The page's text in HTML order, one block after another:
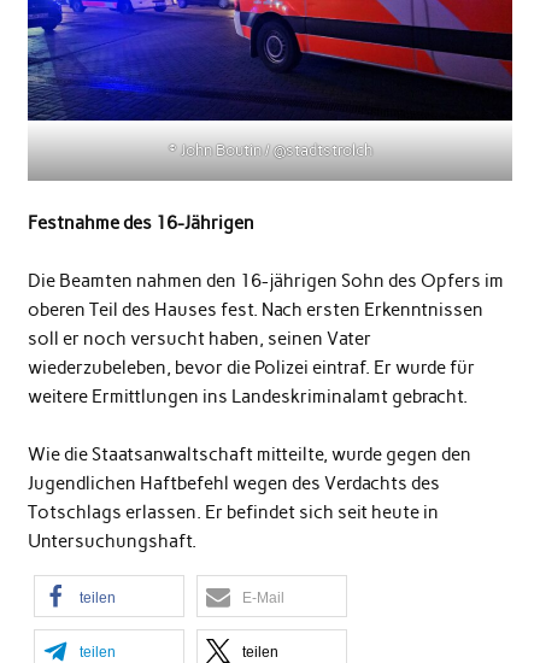
© John Boutin / @stadtstrolch
Festnahme des 16-Jährigen
Die Beamten nahmen den 16-jährigen Sohn des Opfers im
oberen Teil des Hauses fest. Nach ersten Erkenntnissen
soll er noch versucht haben, seinen Vater
wiederzubeleben, bevor die Polizei eintraf. Er wurde für
weitere Ermittlungen ins Landeskriminalamt gebracht.
Wie die Staatsanwaltschaft mitteilte, wurde gegen den
Jugendlichen Haftbefehl wegen des Verdachts des
Totschlags erlassen. Er befindet sich seit heute in
Untersuchungshaft.
teilen E-Mail
teilen teilen